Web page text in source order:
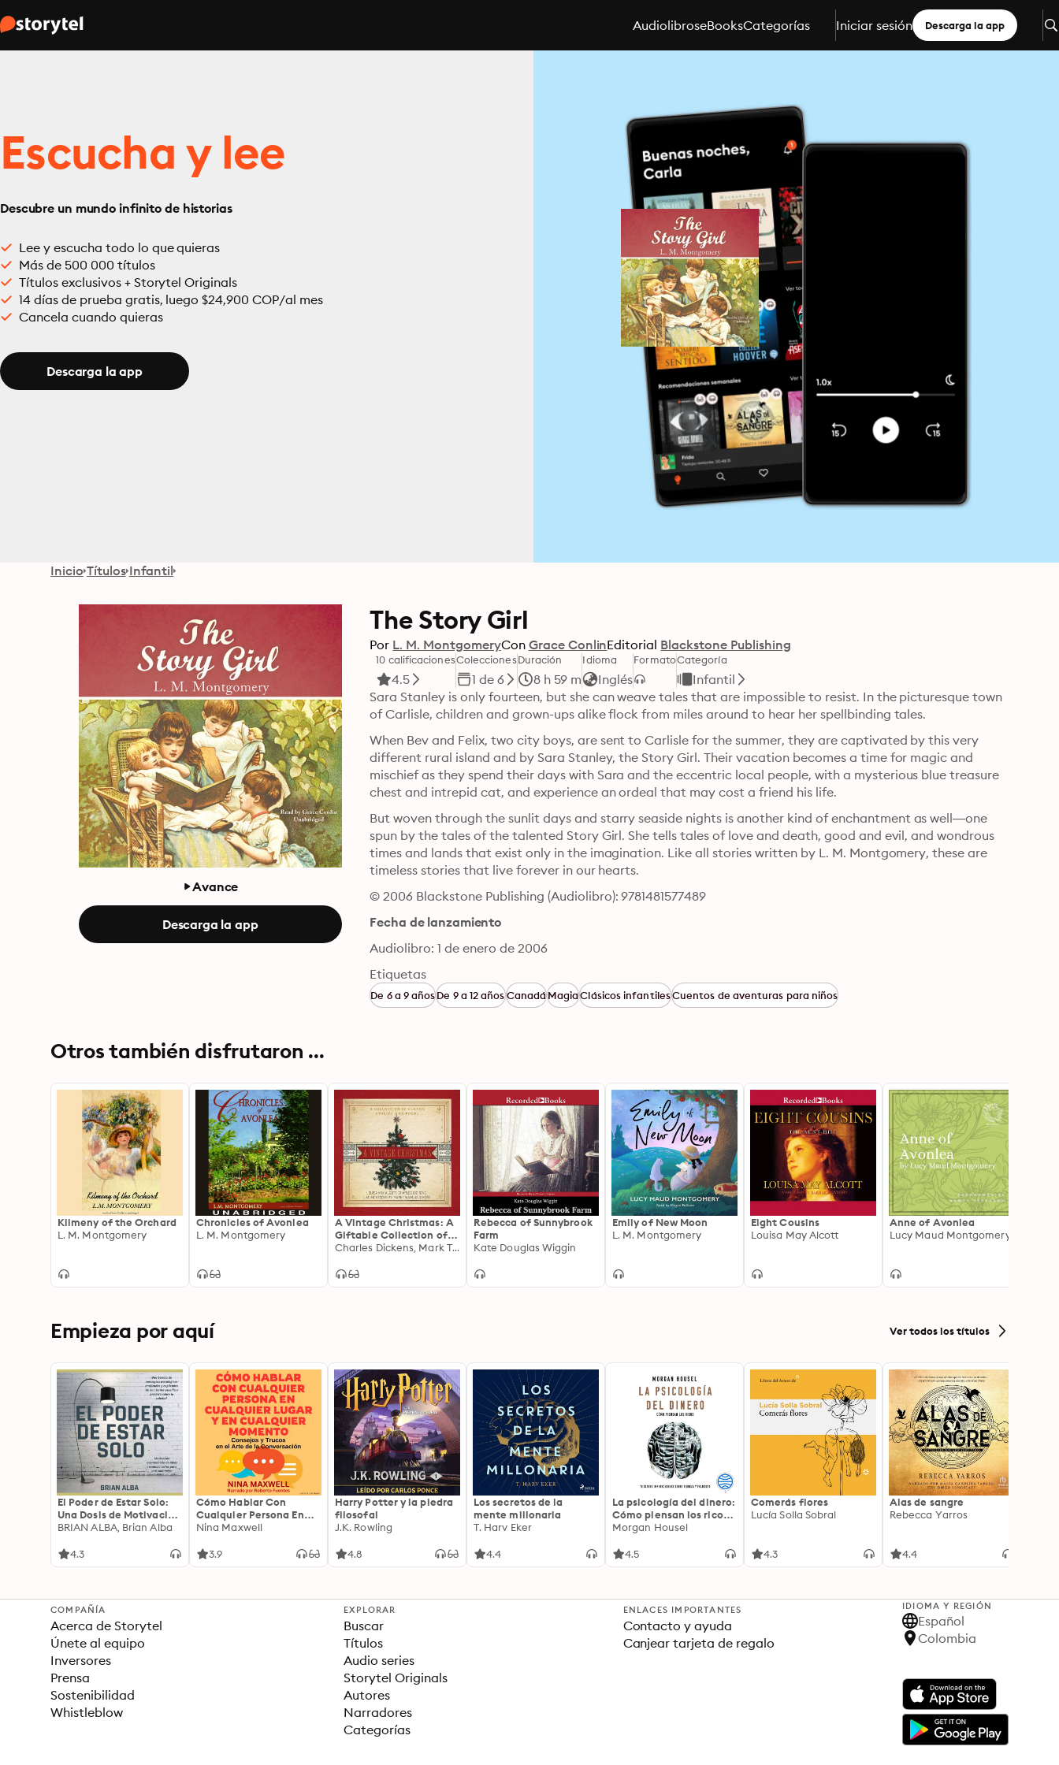
AudiolibroseBooksCategorías Iniciar sesión Descarga la app
Escucha y lee
Descubre un mundo infinito de historias
Lee y escucha todo lo que quieras
Más de 500 000 títulos
Títulos exclusivos + Storytel Originals
14 días de prueba gratis, luego $24,900 COP/al mes
Cancela cuando quieras
Descarga la app
Inicio Títulos Infantil
Avance
Descarga la app
The Story Girl
Por L. M. MontgomeryCon Grace ConlinEditorial Blackstone Publishing
10 calificaciones
4.5
Colecciones
1 de 6
Duración
8 h 59 m
Idioma
Inglés
FormatoCategoría
Infantil
Sara Stanley is only fourteen, but she can weave tales that are impossible to resist. In the picturesque town
of Carlisle, children and grown-ups alike flock from miles around to hear her spellbinding tales.
When Bev and Felix, two city boys, are sent to Carlisle for the summer, they are captivated by this very
different rural island and by Sara Stanley, the Story Girl. Their vacation becomes a time for magic and
mischief as they spend their days with Sara and the eccentric local people, with a mysterious blue treasure
chest and intrepid cat, and experience an ordeal that may cost a friend his life.
But woven through the sunlit days and starry seaside nights is another kind of enchantment as well—one
spun by the tales of the talented Story Girl. She tells tales of love and death, good and evil, and wondrous
times and lands that exist only in the imagination. Like all stories written by L. M. Montgomery, these are
timeless stories that live forever in our hearts.
© 2006 Blackstone Publishing (Audiolibro): 9781481577489
Fecha de lanzamiento
Audiolibro: 1 de enero de 2006
Etiquetas
De 6 a 9 añosDe 9 a 12 añosCanadáMagiaClásicos infantilesCuentos de aventuras para niños
Otros también disfrutaron ...
Kilmeny of the Orchard
L. M. Montgomery
Chronicles of Avonlea
L. M. Montgomery
A Vintage Christmas: A
Giftable Collection of
Classic Christmas
Poetry
Charles Dickens, Mark Twain, Louisa May Alcott, L. M. Montgomery
Rebecca of Sunnybrook
Farm
Kate Douglas Wiggin
Emily of New Moon
L. M. Montgomery
Eight Cousins
Louisa May Alcott
Anne of Avonlea
Lucy Maud Montgomery
Empieza por aquí Ver todos los títulos
El Poder de Estar Solo:
Una Dosis de Motivación
Acompañada de Ideas
una Vida Mejor
BRIAN ALBA, Brian Alba
4.3
Cómo Hablar Con
Cualquier Persona En
Cualquier Lugar Y En
Nina Maxwell
3.9
Harry Potter y la piedra
filosofal
J.K. Rowling
4.8
Los secretos de la
mente millonaria
T. Harv Eker
4.4
La psicología del dinero:
Cómo piensan los ricos:
18 claves imperecederas
Morgan Housel
4.5
Comerás flores
Lucía Solla Sobral
4.3
Alas de sangre
Rebecca Yarros
4.4
COMPAÑÍA
Acerca de Storytel
Únete al equipo
Inversores
Prensa
Sostenibilidad
Whistleblow
EXPLORAR
Buscar
Títulos
Audio series
Storytel Originals
Autores
Narradores
Categorías
ENLACES IMPORTANTES
Contacto y ayuda
Canjear tarjeta de regalo
IDIOMA Y REGIÓN
Español
Colombia